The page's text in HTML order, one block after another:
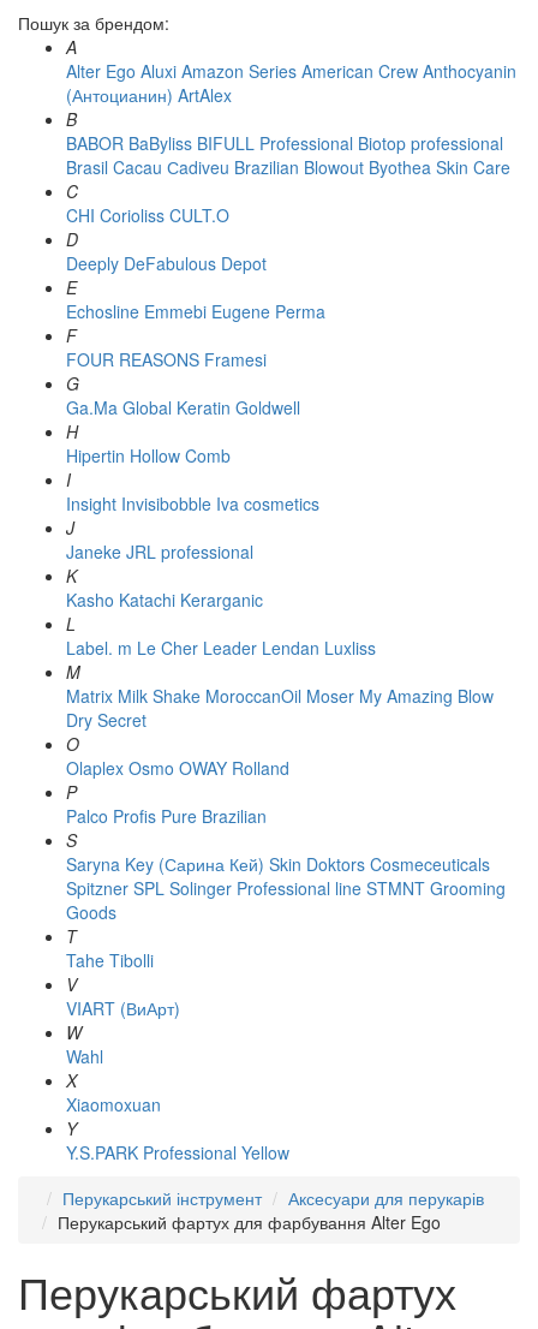
Пошук за брендом:
A
Alter Ego Aluxi Amazon Series American Crew Anthocyanin
(Антоцианин) ArtAlex
B
BABOR BaByliss BIFULL Professional Biotop professional
Brasil Cacau Сadiveu Brazilian Blowout Byothea Skin Care
C
CHI Corioliss CULT.O
D
Deeply DeFabulous Depot
E
Echosline Emmebi Eugene Perma
F
FOUR REASONS Framesi
G
Ga.Ma Global Keratin Goldwell
H
Hipertin Hollow Comb
I
Insight Invisibobble Iva cosmetics
J
Janeke JRL professional
K
Kasho Katachi Kerarganic
L
Label. m Le Cher Leader Lendan Luxliss
M
Matrix Milk Shake MoroccanOil Moser My Amazing Blow
Dry Secret
O
Olaplex Osmo OWAY Rolland
P
Palco Profis Pure Brazilian
S
Saryna Key (Сарина Кей) Skin Doktors Cosmeceuticals
Spitzner SPL Solinger Professional line STMNT Grooming
Goods
T
Tahe Tibolli
V
VIART (ВиАрт)
W
Wahl
X
Xiaomoxuan
Y
Y.S.PARK Professional Yellow
Перукарський інструмент
Аксесуари для перукарів
Перукарський фартух для фарбування Alter Ego
Перукарський фартух